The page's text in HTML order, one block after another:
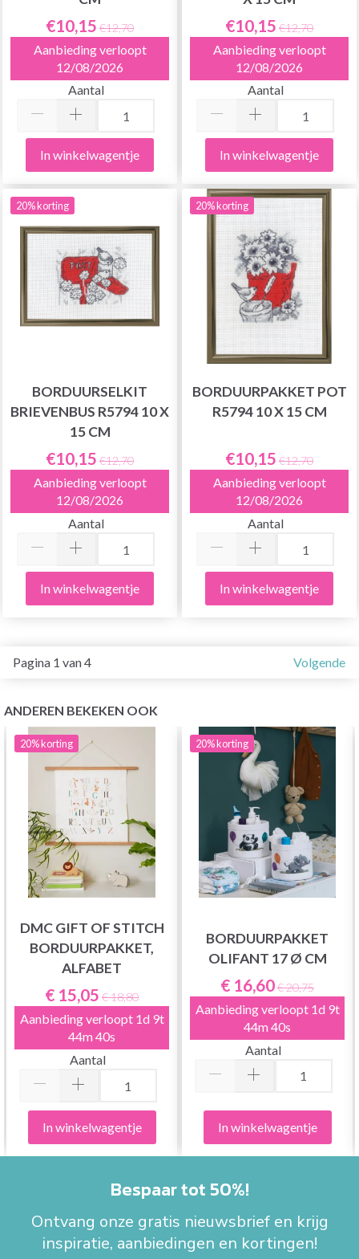
€10,15 €12,70
Aanbieding verloopt
12/08/2026
Aantal
In winkelwagentje
€10,15 €12,70
Aanbieding verloopt
12/08/2026
Aantal
In winkelwagentje
20% korting
BORDUURSELKIT
BRIEVENBUS R5794 10 X
15 CM
€10,15 €12,70
Aanbieding verloopt
12/08/2026
Aantal
In winkelwagentje
20% korting
BORDUURPAKKET POT
R5794 10 X 15 CM
€10,15 €12,70
Aanbieding verloopt
12/08/2026
Aantal
In winkelwagentje
Pagina 1 van 4 Volgende
ANDEREN BEKEKEN OOK
20%korting
DMC GIFT OF STITCH
BORDUURPAKKET,
ALFABET
€ 15,05 € 18,80
Aanbieding verloopt 1d 9t
44m 40s
Aantal
In winkelwagentje
20%korting
BORDUURPAKKET
OLIFANT 17 Ø CM
€ 16,60€ 20,75
Aanbieding verloopt 1d 9t
44m 40s
Aantal
In winkelwagentje
Bespaar tot 50%!
Ontvang onze gratis nieuwsbrief en krijg
inspiratie, aanbiedingen en kortingen!